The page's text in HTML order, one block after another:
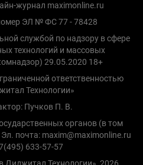
журнал maximonline.ru
ЭЛ № ФС 77 - 78428
службой по надзору в сфере
технологий и массовых
29.05.2020 18+
ответственностью
Технологии»
Пучков П. В.
органов (в том
почта: maxim@maximonline.ru
633-57-57